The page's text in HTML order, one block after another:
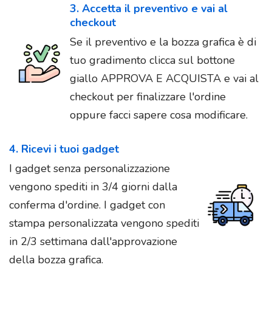
3. Accetta il preventivo e vai al
checkout
Se il preventivo e la bozza grafica è di
tuo gradimento clicca sul bottone
giallo APPROVA E ACQUISTA e vai al
checkout per finalizzare l'ordine
oppure facci sapere cosa modificare.
4. Ricevi i tuoi gadget
I gadget senza personalizzazione
vengono spediti in 3/4 giorni dalla
conferma d'ordine. I gadget con
stampa personalizzata vengono spediti
in 2/3 settimana dall'approvazione
della bozza grafica.